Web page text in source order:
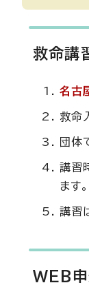
救命講
名古
救命
団体
講習
ます。
講習
WEB申